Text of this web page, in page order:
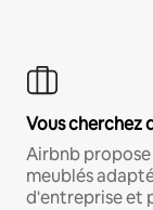
Vous cherchez
Airbnb
meublés
d'entreprise et